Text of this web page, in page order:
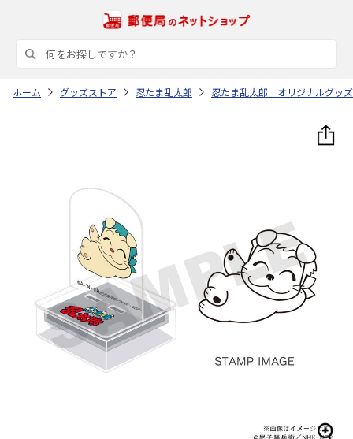
ホーム グッズストア 忍たま乱太郎 忍たま乱太郎 オリジナルグッズ